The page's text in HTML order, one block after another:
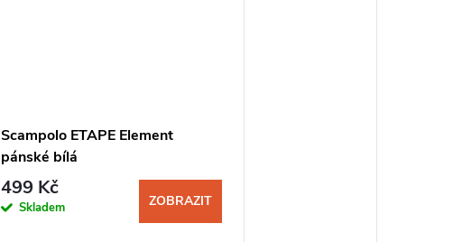
Scampolo ETAPE Element
pánské bílá
499 Kč
Skladem ZOBRAZIT